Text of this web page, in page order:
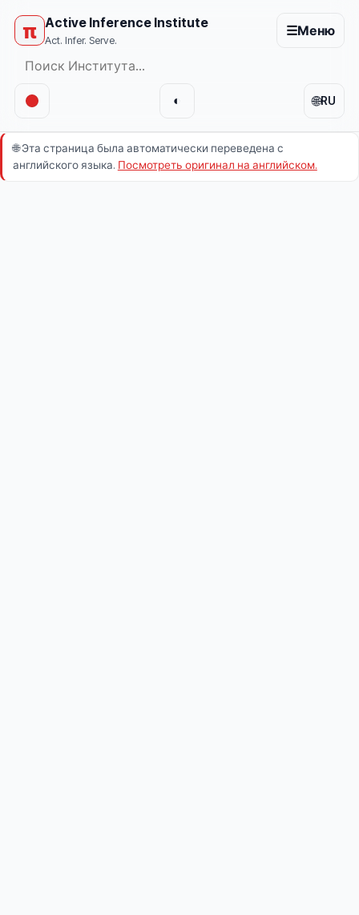
π Active Inference Institute
Act. Infer. Serve.
☰Меню
🌐RU
◐
🌐Эта страница была автоматически переведена с
английского языка. Посмотреть оригинал на английском.